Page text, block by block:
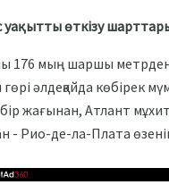
уақытты өткізу
176 мың шаршы метрден
әлдеқайда көбірек
жағынан, Атлант
- Рио-де-ла-Плата